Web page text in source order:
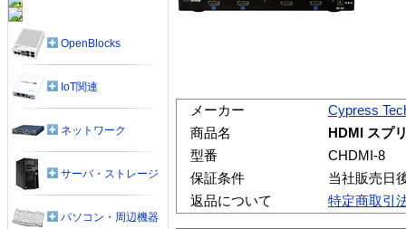
メーカー
Cypress
商品名
HDMI スプ
型番
CHDMI-8
保証条件
当社販売日
返品について
特定商取引
OpenBlocks
IoT関連
ネットワーク
サーバ・ストレージ
パソコン・周辺機器